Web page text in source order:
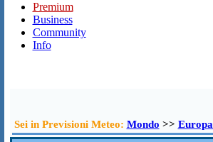
Premium
Business
Community
Info
Sei in Previsioni Meteo: Mondo >> Europa